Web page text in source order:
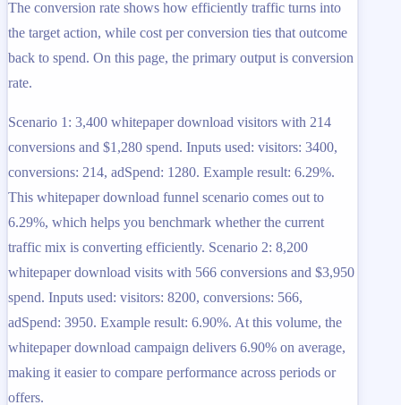
The conversion rate shows how efficiently traffic turns into
the target action, while cost per conversion ties that outcome
back to spend. On this page, the primary output is conversion
rate.
Scenario 1: 3,400 whitepaper download visitors with 214
conversions and $1,280 spend. Inputs used: visitors: 3400,
conversions: 214, adSpend: 1280. Example result: 6.29%.
This whitepaper download funnel scenario comes out to
6.29%, which helps you benchmark whether the current
traffic mix is converting efficiently. Scenario 2: 8,200
whitepaper download visits with 566 conversions and $3,950
spend. Inputs used: visitors: 8200, conversions: 566,
adSpend: 3950. Example result: 6.90%. At this volume, the
whitepaper download campaign delivers 6.90% on average,
making it easier to compare performance across periods or
offers.